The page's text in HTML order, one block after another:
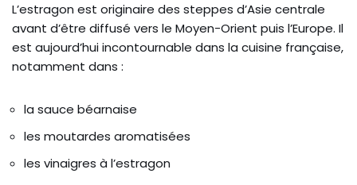
L’estragon est originaire des steppes d’Asie centrale
avant d’être diffusé vers le Moyen-Orient puis l’Europe. Il
est aujourd’hui incontournable dans la cuisine française,
notamment dans :
la sauce béarnaise
les moutardes aromatisées
les vinaigres à l’estragon